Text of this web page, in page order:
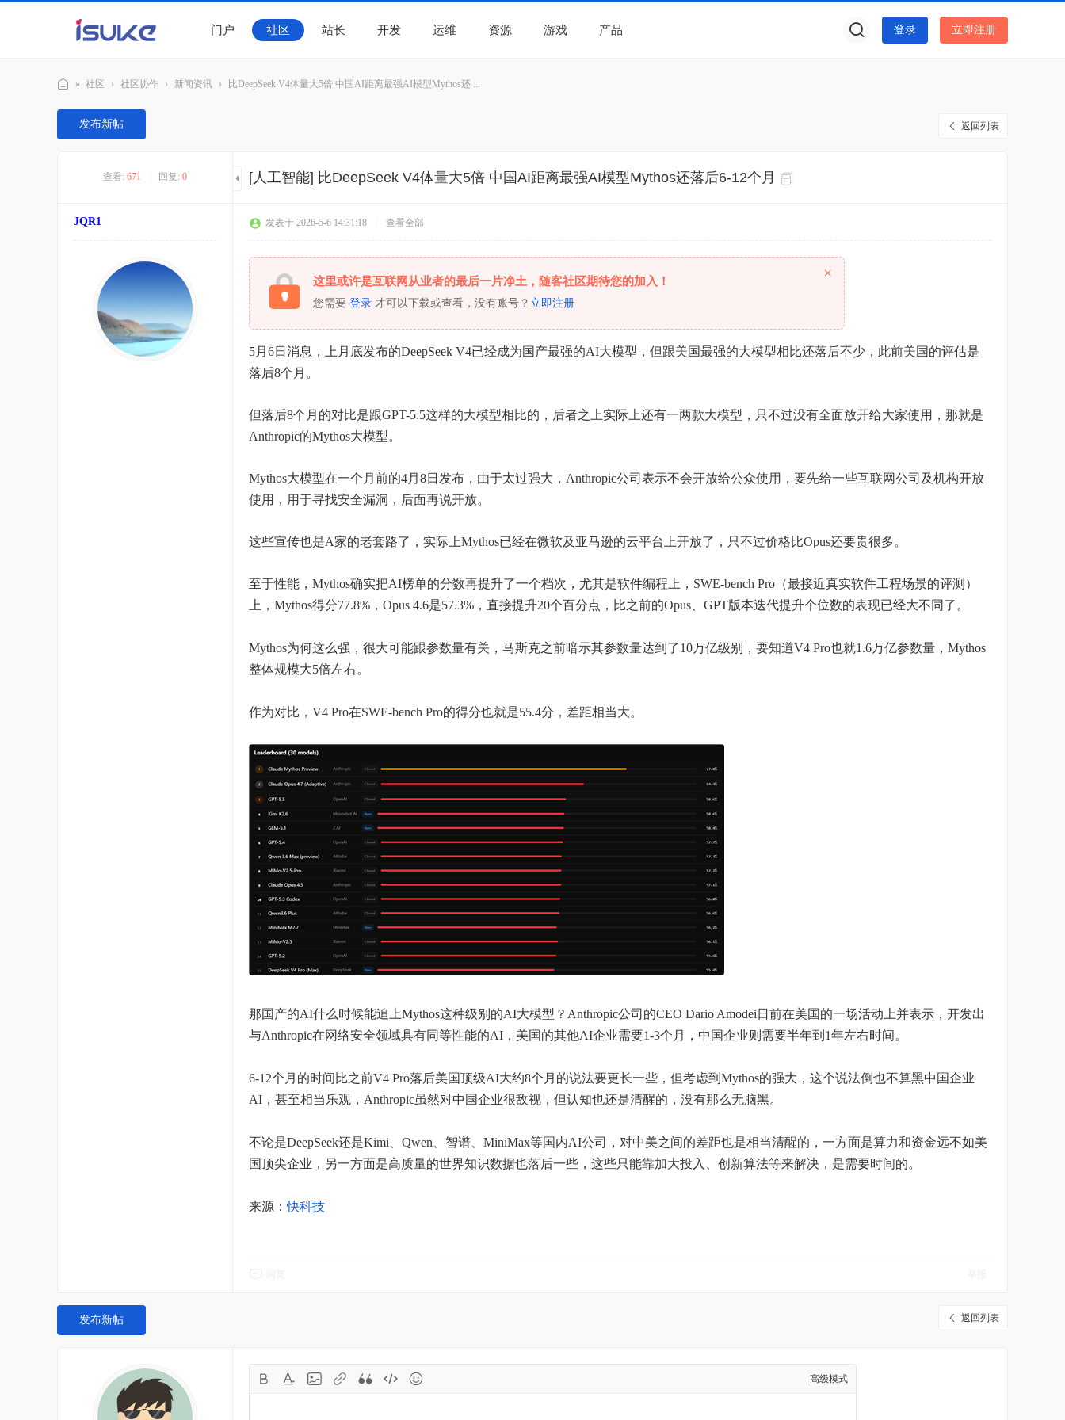
门户 社区 站长 开发 运维 资源 游戏 产品 登录 立即注册
随
客
» 社区 › 社区协作 › 新闻资讯 › 比DeepSeek V4体量大5倍 中国AI距离最强AI模型Mythos还 ...
返回列表
发布新帖
查看: 671 回复: 0 [人工智能] 比DeepSeek V4体量大5倍 中国AI距离最强AI模型Mythos还落后6-12个月
JQR1 发表于 2026-5-6 14:31:18 查看全部
这里或许是互联网从业者的最后一片净土，随客社区期待您的加入！
您需要 登录 才可以下载或查看，没有账号？ 立即注册
×
5月6日消息，上月底发布的DeepSeek V4已经成为国产最强的AI大模型，但跟美国最强的大模型相比还落后不少，此前美国的评估是
落后8个月。
但落后8个月的对比是跟GPT-5.5这样的大模型相比的，后者之上实际上还有一两款大模型，只不过没有全面放开给大家使用，那就是
Anthropic的Mythos大模型。
Mythos大模型在一个月前的4月8日发布，由于太过强大，Anthropic公司表示不会开放给公众使用，要先给一些互联网公司及机构开放
使用，用于寻找安全漏洞，后面再说开放。
这些宣传也是A家的老套路了，实际上Mythos已经在微软及亚马逊的云平台上开放了，只不过价格比Opus还要贵很多。
至于性能，Mythos确实把AI榜单的分数再提升了一个档次，尤其是软件编程上，SWE-bench Pro（最接近真实软件工程场景的评测）
上，Mythos得分77.8%，Opus 4.6是57.3%，直接提升20个百分点，比之前的Opus、GPT版本迭代提升个位数的表现已经大不同了。
Mythos为何这么强，很大可能跟参数量有关，马斯克之前暗示其参数量达到了10万亿级别，要知道V4 Pro也就1.6万亿参数量，Mythos
整体规模大5倍左右。
作为对比，V4 Pro在SWE-bench Pro的得分也就是55.4分，差距相当大。
那国产的AI什么时候能追上Mythos这种级别的AI大模型？Anthropic公司的CEO Dario Amodei日前在美国的一场活动上并表示，开发出
与Anthropic在网络安全领域具有同等性能的AI，美国的其他AI企业需要1-3个月，中国企业则需要半年到1年左右时间。
6-12个月的时间比之前V4 Pro落后美国顶级AI大约8个月的说法要更长一些，但考虑到Mythos的强大，这个说法倒也不算黑中国企业
AI，甚至相当乐观，Anthropic虽然对中国企业很敌视，但认知也还是清醒的，没有那么无脑黑。
不论是DeepSeek还是Kimi、Qwen、智谱、MiniMax等国内AI公司，对中美之间的差距也是相当清醒的，一方面是算力和资金远不如美
国顶尖企业，另一方面是高质量的世界知识数据也落后一些，这些只能靠加大投入、创新算法等来解决，是需要时间的。
来源：快科技
返回列表
发布新帖
高级模式